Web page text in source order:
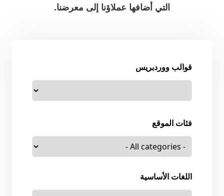
التي أضافها عملاؤنا إلى معرضنا.
قوالب ووردبريس
فئات الموقع
اللغات الأساسية